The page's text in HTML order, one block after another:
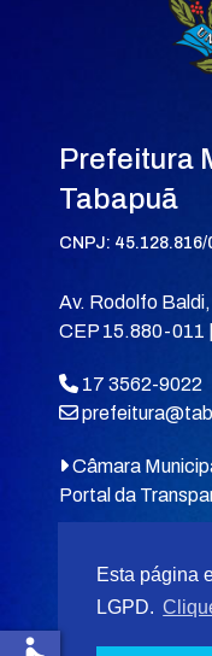
Esta página
LGPD.
Prefeitura
Tabapuã
CNPJ:
Av. Rodolfo
CEP 15.880-011
17 3562-9022
Câmara
Portal da
© 2026MIT